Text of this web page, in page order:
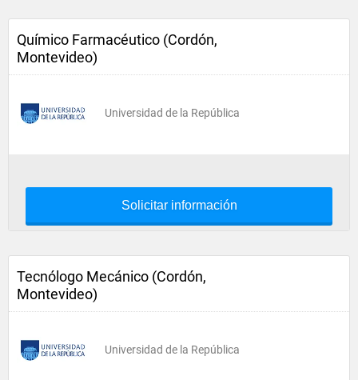
Químico Farmacéutico (Cordón,
Montevideo)
Universidad de la República
Solicitar información
Tecnólogo Mecánico (Cordón,
Montevideo)
Universidad de la República